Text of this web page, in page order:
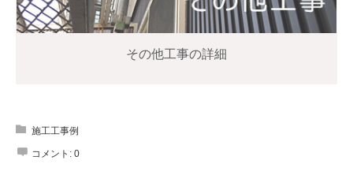
その他工事の詳細
施工工事例
コメント: 0